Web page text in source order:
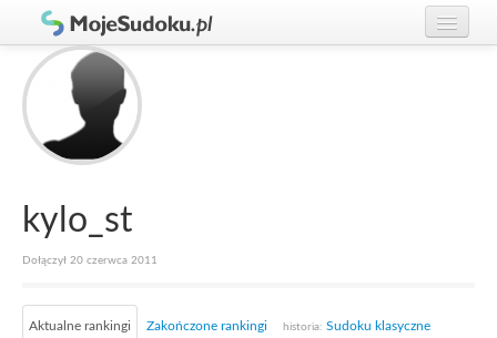
Graj w Sudoku!
Zasady Sudoku
Rankingi
Gracze
kylo_st
Dołączył 20 czerwca 2011
Aktualne rankingi Zakończone rankingi historia: Sudoku klasyczne